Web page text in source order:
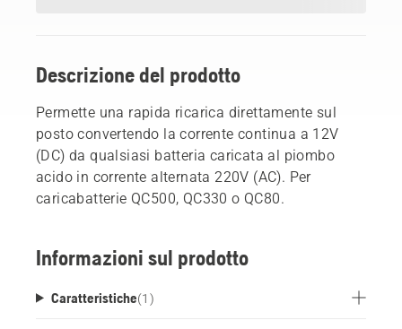
Descrizione del prodotto
Permette una rapida ricarica direttamente sul
posto convertendo la corrente continua a 12V
(DC) da qualsiasi batteria caricata al piombo
acido in corrente alternata 220V (AC). Per
caricabatterie QC500, QC330 o QC80.
Informazioni sul prodotto
Caratteristiche(1 )